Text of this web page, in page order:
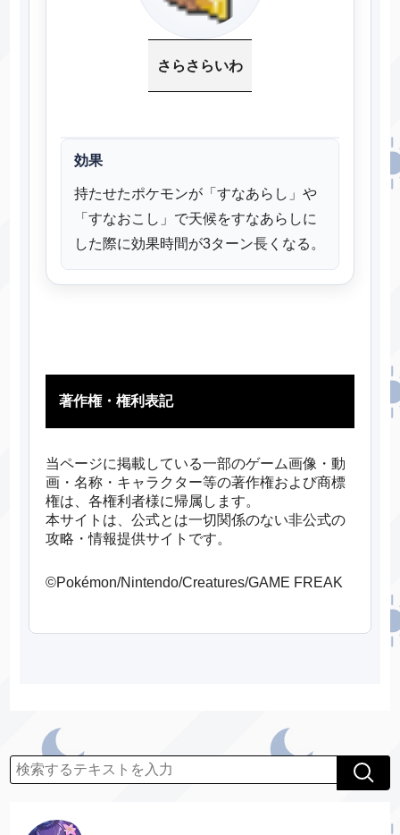
さらさらいわ
効果
持たせたポケモンが「すなあらし」や
「すなおこし」で天候をすなあらしに
した際に効果時間が3ターン長くなる。
著作権・権利表記
当ページに掲載している一部のゲーム画像・動
画・名称・キャラクター等の著作権および商標
権は、各権利者様に帰属します。
本サイトは、公式とは一切関係のない非公式の
攻略・情報提供サイトです。
©Pokémon/Nintendo/Creatures/GAME FREAK